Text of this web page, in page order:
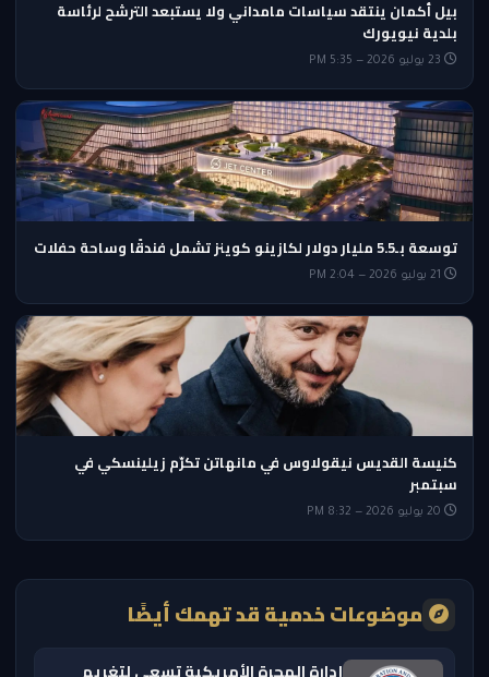
بيل أكمان ينتقد سياسات مامداني ولا يستبعد الترشح لرئاسة
بلدية نيويورك
توسعة بـ5.5 مليار دولار لكازينو كوينز تشمل فندقًا وساحة حفلات
كنيسة القديس نيقولاوس في مانهاتن تكرّم زيلينسكي في
سبتمبر
موضوعات خدمية قد تهمك أيضًا